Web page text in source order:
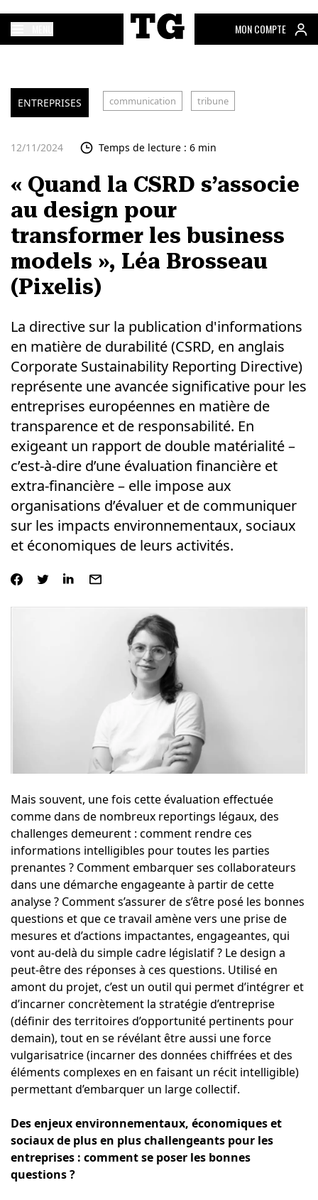
MON COMPTE
ENTREPRISES communication tribune
12/11/2024 Temps de lecture : 6 min
« Quand la CSRD s’associe
au design pour
transformer les business
models », Léa Brosseau
(Pixelis)
La directive sur la publication d'informations
en matière de durabilité (CSRD, en anglais
Corporate Sustainability Reporting Directive)
représente une avancée significative pour les
entreprises européennes en matière de
transparence et de responsabilité. En
exigeant un rapport de double matérialité –
c’est-à-dire d’une évaluation financière et
extra-financière – elle impose aux
organisations d’évaluer et de communiquer
sur les impacts environnementaux, sociaux
et économiques de leurs activités.
Mais souvent, une fois cette évaluation effectuée
comme dans de nombreux reportings légaux, des
challenges demeurent : comment rendre ces
informations intelligibles pour toutes les parties
prenantes ? Comment embarquer ses collaborateurs
dans une démarche engageante à partir de cette
analyse ? Comment s’assurer de s’être posé les bonnes
questions et que ce travail amène vers une prise de
mesures et d’actions impactantes, engageantes, qui
vont au-delà du simple cadre législatif ? Le design a
peut-être des réponses à ces questions. Utilisé en
amont du projet, c’est un outil qui permet d’intégrer et
d’incarner concrètement la stratégie d’entreprise
(définir des territoires d’opportunité pertinents pour
demain), tout en se révélant être aussi une force
vulgarisatrice (incarner des données chiffrées et des
éléments complexes en en faisant un récit intelligible)
permettant d’embarquer un large collectif.
Des enjeux environnementaux, économiques et
sociaux de plus en plus challengeants pour les
entreprises : comment se poser les bonnes
questions ?